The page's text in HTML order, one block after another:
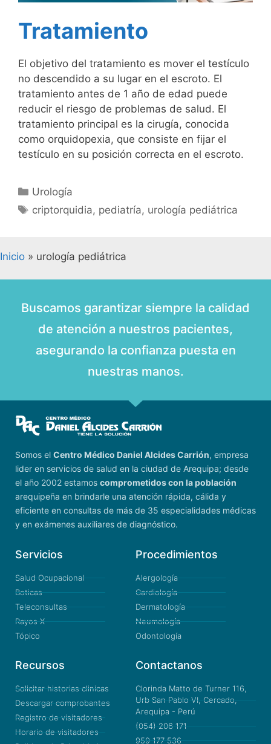
Tratamiento
El objetivo del tratamiento es mover el testículo
no descendido a su lugar en el escroto. El
tratamiento antes de 1 año de edad puede
reducir el riesgo de problemas de salud. El
tratamiento principal es la cirugía, conocida
como orquidopexia, que consiste en fijar el
testículo en su posición correcta en el escroto.
Urología
criptorquidia, pediatría, urología pediátrica
Inicio » urología pediátrica
Buscamos garantizar siempre la calidad
de atención a nuestros pacientes,
asegurando la confianza puesta en
nuestras manos.
Somos el Centro Médico Daniel Alcides Carrión, empresa
lider en servicios de salud en la ciudad de Arequipa; desde
el año 2002 estamos comprometidos con la población
arequipeña en brindarle una atención rápida, cálida y
eficiente en consultas de más de 35 especialidades médicas
y en exámenes auxiliares de diagnóstico.
Servicios
Salud Ocupacional
Boticas
Teleconsultas
Rayos X
Tópico
Procedimientos
Alergología
Cardiología
Dermatología
Neumología
Odontología
Recursos
Solicitar historias clinicas
Descargar comprobantes
Registro de visitadores
Horario de visitadores
Contactanos
Clorinda Matto de Turner 116,
Urb San Pablo VI, Cercado,
Arequipa - Perú
(054) 206 171
959 177 536